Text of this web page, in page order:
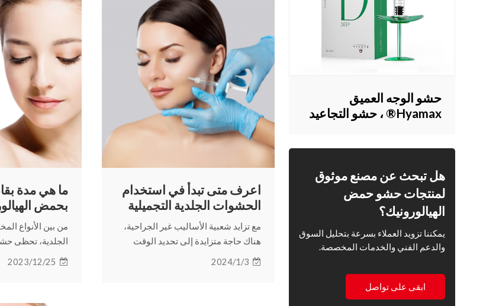
اعرف متى تبدأ في استخدام
الحشوات الجلدية التجميلية
مع تزايد شعبية الأساليب غير الجراحية،
هناك حاجة متزايدة إلى تحديد الوقت
المناسب بالضبط، فمتى يجب أن تبدأ في
2024/1/3
ما هي مدة
بحمض
ليدوكائين؟
من بين الأنواع
الجلدية، تحظى
الهيالورونيك
2023/12/25
حشو الوجه العميق
Hyamax® ، حشو التجاعيد
هل تبحث عن مصنع موثوق
لمنتجات حشو حمض
الهيالورونيك؟
يمكننا تزويد العملاء بسرعة بتحليل السوق
والدعم الفني والخدمات المخصصة.
ابقى على تواصل